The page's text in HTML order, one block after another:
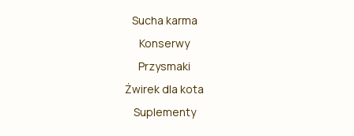
Sucha karma
Konserwy
Przysmaki
Żwirek dla kota
Suplementy